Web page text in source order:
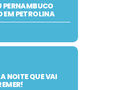
PERNAMBUCO
EM PETROLINA
NOITE QUE VAI